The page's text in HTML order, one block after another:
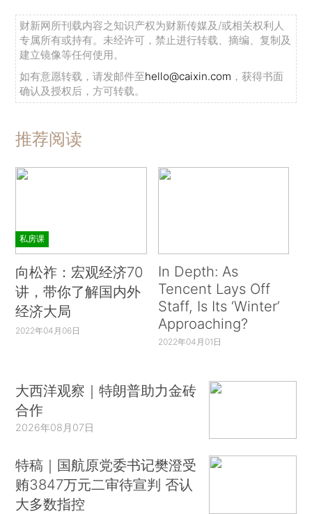
财新网所刊载内容之知识产权为财新传媒及/或相关权利人
专属所有或持有。未经许可，禁止进行转载、摘编、复制及
建立镜像等任何使用。
如有意愿转载，请发邮件至hello@caixin.com ，获得书面
确认及授权后，方可转载。
推荐阅读
私房课
向松祚：宏观经济70
讲，带你了解国内外
经济大局
2022年04月06日
In Depth: As
Tencent Lays Off
Staff, Is Its ‘Winter’
Approaching?
2022年04月01日
大西洋观察｜特朗普助力金砖
合作
2026年08月07日
特稿｜国航原党委书记樊澄受
贿3847万元二审待宣判 否认
大多数指控